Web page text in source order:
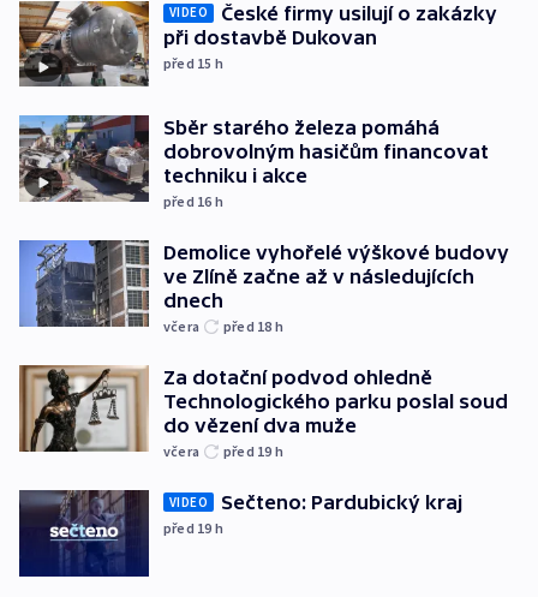
VIDEO
České firmy usilují o zakázky
při dostavbě Dukovan
před 15 h
Sběr starého železa pomáhá
dobrovolným hasičům financovat
techniku i akce
před 16 h
Demolice vyhořelé výškové budovy
ve Zlíně začne až v následujících
dnech
včera před 18 h
Za dotační podvod ohledně
Technologického parku poslal soud
do vězení dva muže
včera před 19 h
VIDEO Sečteno: Pardubický kraj
před 19 h